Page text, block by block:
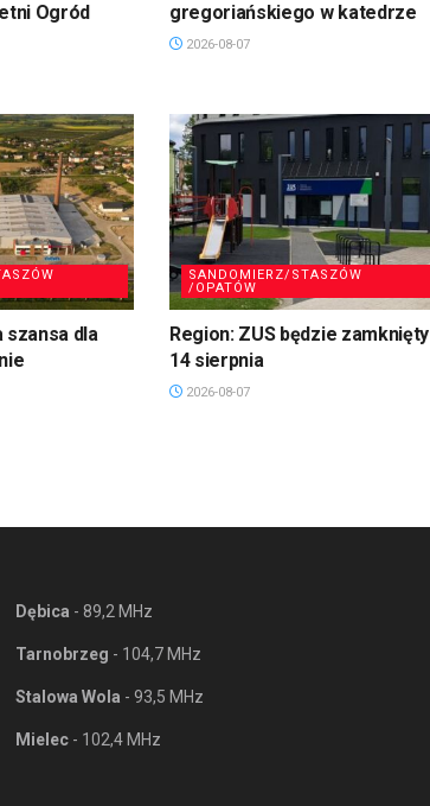
Ogród
gregoriańskiego w katedrze
2026-08-07
szansa dla
SANDOMIERZ/STASZÓW
/OPATÓW
Region: ZUS będzie zamknięty
14 sierpnia
2026-08-07
Dębica - 89,2 MHz
Tarnobrzeg - 104,7 MHz
Stalowa Wola - 93,5 MHz
Mielec - 102,4 MHz